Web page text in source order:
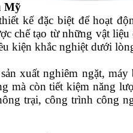
Mỹ
kế đặc biệt để hoạt
chế tạo từ những vật
kiện khắc nghiệt dưới
xuất nghiêm ngặt,
mà còn tiết kiệm năng
trại, công trình công